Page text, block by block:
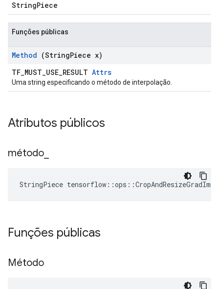
StringPiece
Funções públicas
Method (StringPiece x)
TF_MUST_USE_RESULT Attrs
Uma string especificando o método de interpolação.
Atributos públicos
método
StringPiece
Funções públicas
Método